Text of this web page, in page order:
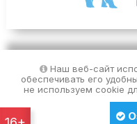
Наш веб-сайт
обеспечивать его
не используем cookie